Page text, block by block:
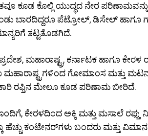
ಕೂಡ ಕೊಲ್ಲಿ ಯುದ್ಧದ ನೇರ
ಬಾರದಿದ್ದರೂ ಪೆಟ್ರೋಲ್, ಡಿಸೇಲ್
ತಟ್ಟತೊಡಗಿದೆ.
ಮಹಾರಾಷ್ಟ್ರ, ಕರ್ನಾಟಕ ಹಾಗೂ ಕೇರಳ
ಮಹಾರಾಷ್ಟ್ರಗಳಿಂದ ಗೋಮಾಂಸ ಮತ್ತು
ರಫ್ತಿನ ಮೇಲೂ ಕೂಡ ಪರಿಣಾಮ ಬೀರಿದೆ.
ಕೇರಳದಿಂದ ಅಕ್ಕಿ ಮತ್ತು ಮಸಾಲೆ ರಫ್ತು
ಹೆಚ್ಚು ಕಂಟೇನರ್‌ಗಳು ಬಂದರು ಮತ್ತು